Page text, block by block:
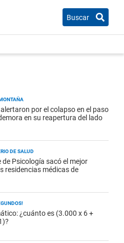
Buscar
por el colapso en el paso
en su reapertura del lado
DE SALUD
Psicología sacó el mejor
residencias médicas de
¿cuánto es (3.000 x 6 +